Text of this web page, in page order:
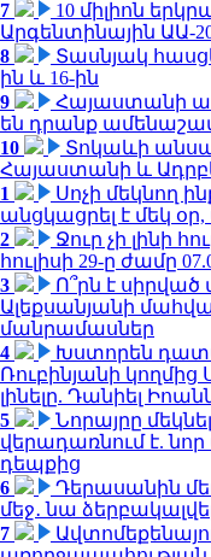
7
10 միլիոն
Արգենտինային ԱԱ-
8
Տասնյակ
ին և 16-ին
9
Հայաստանի
են դրանք
10
Տոկաևի
Հայաստանի և
1
Սոչի մեկնող
անցկացրել է մեկ
2
Ջուր չի լինի
հուլիսի 29-ը ժամը
3
Ո՞րն է
Ալեքսանյանի
մանրամասներ
4
Խստորեն
Ռուբինյանի
լինելը. Դանիել
5
Նորայրը
վերադառնում է.
դեպքից
6
Դերասանին
մեջ․ նա
7